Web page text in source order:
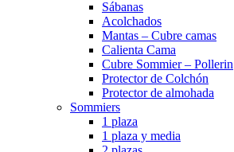
Sábanas
Acolchados
Mantas – Cubre camas
Calienta Cama
Cubre Sommier – Pollerin
Protector de Colchón
Protector de almohada
Sommiers
1 plaza
1 plaza y media